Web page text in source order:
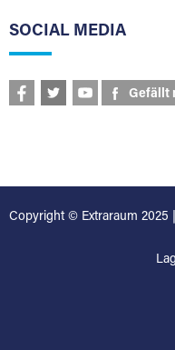
SOCIAL MEDIA
Gefällt
Copyright © Extraraum 2025